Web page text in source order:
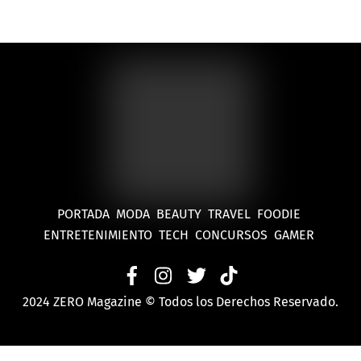
PORTADA MODA BEAUTY TRAVEL FOODIE
ENTRETENIMIENTO TECH CONCURSOS GAMER
2024 ZERO Magazine © Todos los Derechos Reservado.